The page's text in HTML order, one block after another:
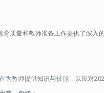
育质量和教师准备工作提供了深入
为教师提供知识与技能，以应对